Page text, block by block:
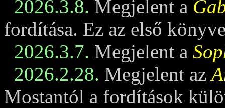
2026.3.8. Megjelent a
fordítása. Ez az első
2026.3.7. Megjelent a
2026.2.28. Megjelent az
Mostantól a fordítások